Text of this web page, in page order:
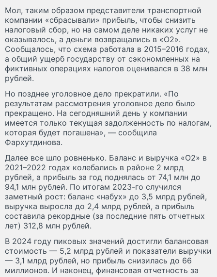
Мол, таким образом представители транспортной
компании «сбрасывали» прибыль, чтобы снизить
налоговый сбор, но на самом деле никаких услуг не
оказывалось, а деньги возвращались в «О2».
Сообщалось, что схема работала в 2015–2016 годах,
а общий ущерб государству от сэкономленных на
фиктивных операциях налогов оценивался в 38 млн
рублей.
Но позднее уголовное дело прекратили. «По
результатам рассмотрения уголовное дело было
прекращено. На сегодняшний день у компании
имеется только текущая задолженность по налогам,
которая будет погашена», — сообщила
Фархутдинова.
Далее все шло ровненько. Баланс и выручка «О2» в
2021–2022 годах колебались в районе 2 млрд
рублей, а прибыль за год поднялась от 74,1 млн до
94,1 млн рублей. По итогам 2023-го случился
заметный рост: баланс «набух» до 3,5 млрд рублей,
выручка выросла до 2,4 млрд рублей, а прибыль
составила рекордные (за последние пять отчетных
лет) 312,8 млн рублей.
В 2024 году пиковых значений достигли балансовая
стоимость — 5,2 млрд рублей и показатели выручки
— 3,1 млрд рублей, но прибыль снизилась до 66
миллионов. И наконец, финансовая отчетность за